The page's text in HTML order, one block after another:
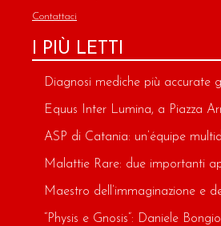
Contattaci
I PIÙ LETTI
Diagnosi mediche più accurate
Equus Inter Lumina, a Piazza
ASP di Catania: un’équipe
Malattie Rare: due importanti
Maestro dell’immaginazione e
“Physis e Gnosis”: Daniele